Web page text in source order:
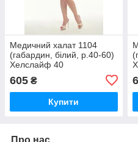
Медичний халат 1104
(габардин, білий, р.40-60)
Хелслайф 40
605 ₴
Купити
Про нас